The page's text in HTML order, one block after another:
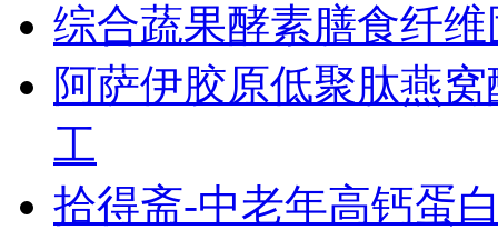
综合蔬果酵素膳食纤
阿萨伊胶原低聚肽燕
工
拾得斋-中老年高钙蛋